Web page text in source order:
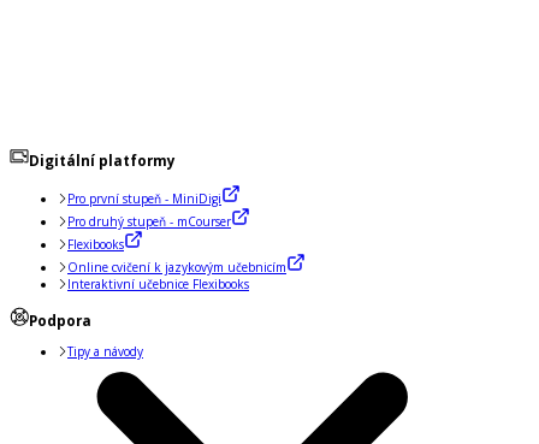
Digitální platformy
Pro první stupeň - MiniDigi
Pro druhý stupeň - mCourser
Flexibooks
Online cvičení k jazykovým učebnicím
Interaktivní učebnice Flexibooks
Podpora
Tipy a návody